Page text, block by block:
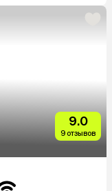
9.0
9 отзывов